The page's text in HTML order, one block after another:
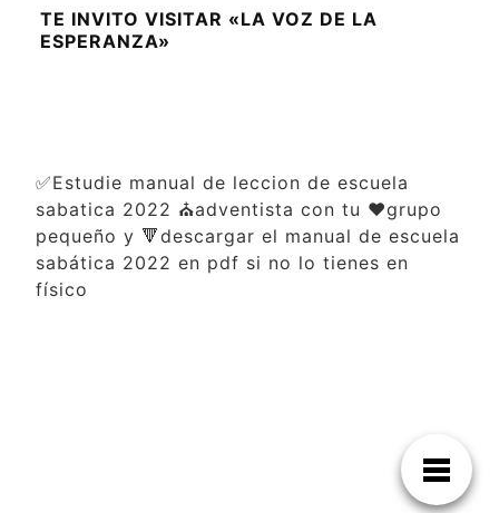
TE INVITO VISITAR «LA VOZ DE LA
ESPERANZA»
✅Estudie manual de leccion de escuela
sabatica 2022 ⛪adventista con tu ❤️grupo
pequeño y 🔻descargar el manual de escuela
sabática 2022 en pdf si no lo tienes en
físico